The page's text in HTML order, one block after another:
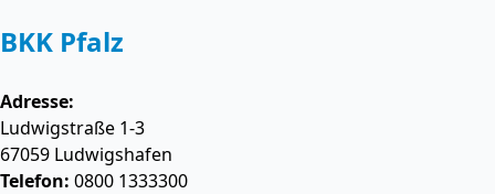
BKK Pfalz
Adresse:
Ludwigstraße 1-3
67059 Ludwigshafen
Telefon: 0800 1333300